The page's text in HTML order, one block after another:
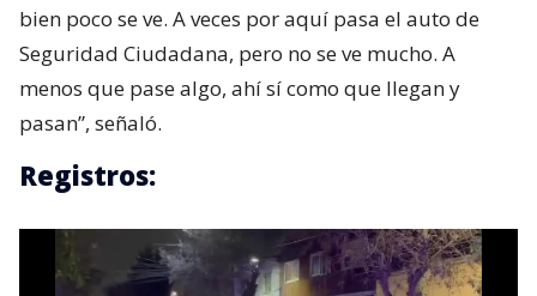
bien poco se ve. A veces por aquí pasa el auto de
Seguridad Ciudadana, pero no se ve mucho. A
menos que pase algo, ahí sí como que llegan y
pasan”, señaló.
Registros: